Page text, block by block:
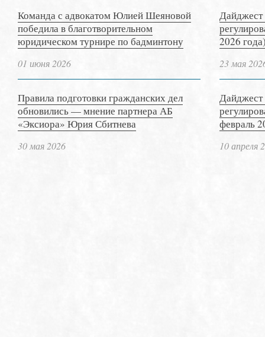
Команда с адвокатом Юлией Шеяновой
победила в благотворительном
юридическом турнире по бадминтону
01 июня 2026
Правила подготовки гражданских дел
обновились — мнение партнера АБ
«Эксиора» Юрия Сбитнева
30 мая 2026
Дайджест
2026
23 мая
Дайджест
февраль
10 апреля